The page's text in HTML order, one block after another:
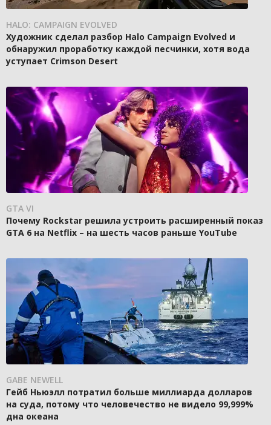
HALO: CAMPAIGN EVOLVED
Художник сделал разбор Halo Campaign Evolved и
обнаружил проработку каждой песчинки, хотя вода
уступает Crimson Desert
GTA VI
Почему Rockstar решила устроить расширенный показ
GTA 6 на Netflix – на шесть часов раньше YouTube
GABE NEWELL
Гейб Ньюэлл потратил больше миллиарда долларов
на суда, потому что человечество не видело 99,999%
дна океана